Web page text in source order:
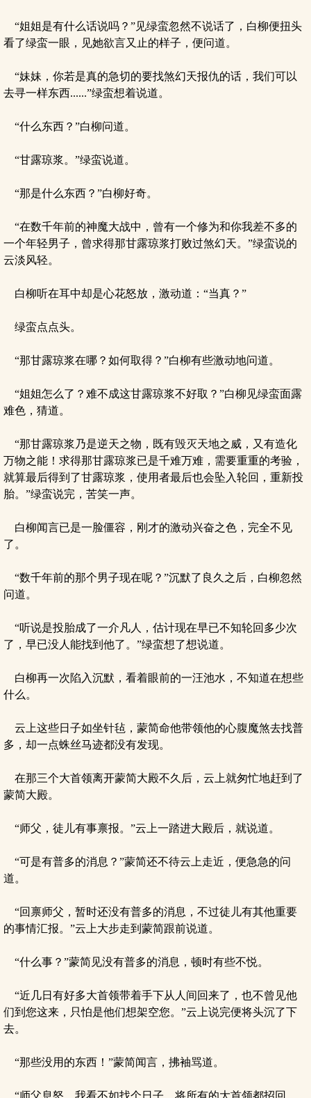
“姐姐是有什么话说吗？”见绿蛮忽然不说话了，白柳便扭头
看了绿蛮一眼，见她欲言又止的样子，便问道。
“妹妹，你若是真的急切的要找煞幻天报仇的话，我们可以
去寻一样东西......”绿蛮想着说道。
“什么东西？”白柳问道。
“甘露琼浆。”绿蛮说道。
“那是什么东西？”白柳好奇。
“在数千年前的神魔大战中，曾有一个修为和你我差不多的
一个年轻男子，曾求得那甘露琼浆打败过煞幻天。”绿蛮说的
云淡风轻。
白柳听在耳中却是心花怒放，激动道：“当真？”
绿蛮点点头。
“那甘露琼浆在哪？如何取得？”白柳有些激动地问道。
“姐姐怎么了？难不成这甘露琼浆不好取？”白柳见绿蛮面露
难色，猜道。
“那甘露琼浆乃是逆天之物，既有毁灭天地之威，又有造化
万物之能！求得那甘露琼浆已是千难万难，需要重重的考验，
就算最后得到了甘露琼浆，使用者最后也会坠入轮回，重新投
胎。”绿蛮说完，苦笑一声。
白柳闻言已是一脸僵容，刚才的激动兴奋之色，完全不见
了。
“数千年前的那个男子现在呢？”沉默了良久之后，白柳忽然
问道。
“听说是投胎成了一介凡人，估计现在早已不知轮回多少次
了，早已没人能找到他了。”绿蛮想了想说道。
白柳再一次陷入沉默，看着眼前的一汪池水，不知道在想些
什么。
云上这些日子如坐针毡，蒙简命他带领他的心腹魔煞去找普
多，却一点蛛丝马迹都没有发现。
在那三个大首领离开蒙简大殿不久后，云上就匆忙地赶到了
蒙简大殿。
“师父，徒儿有事禀报。”云上一踏进大殿后，就说道。
“可是有普多的消息？”蒙简还不待云上走近，便急急的问
道。
“回禀师父，暂时还没有普多的消息，不过徒儿有其他重要
的事情汇报。”云上大步走到蒙简跟前说道。
“什么事？”蒙简见没有普多的消息，顿时有些不悦。
“近几日有好多大首领带着手下从人间回来了，也不曾见他
们到您这来，只怕是他们想架空您。”云上说完便将头沉了下
去。
“那些没用的东西！”蒙简闻言，拂袖骂道。
“师父息怒，我看不如找个日子，将所有的大首领都招回